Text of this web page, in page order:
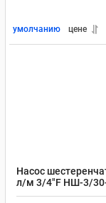
Насосы для
умолчанию цене
Насос
л/м 3/4"F НШ-3/30-